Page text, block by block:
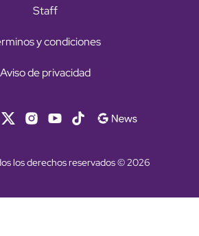
Staff
y condiciones
Aviso de privacidad
los derechos reservados © 2026